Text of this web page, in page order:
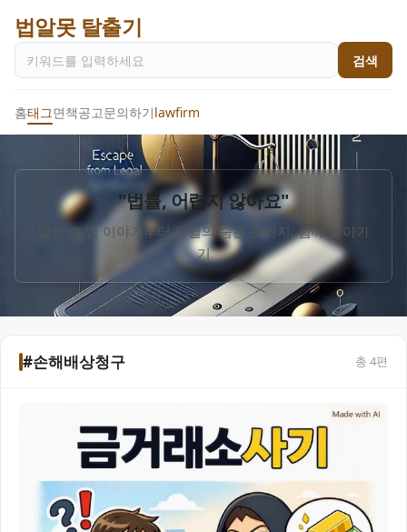
법알못 탈출기
검색
홈태그면책공고문의하기lawfirm
"법률, 어렵지 않아요"
일상 속 법 이야기부터 판결의 숨은 뜻까지, 함께 알아가
기
#손해배상청구 총 4편